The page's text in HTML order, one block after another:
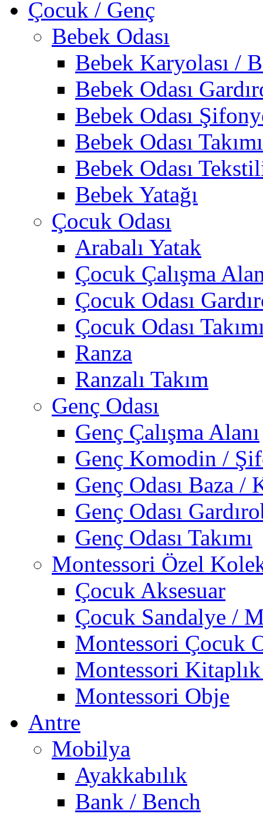
Çocuk / Genç
Bebek Odası
Bebek Karyolası /
Bebek Odası
Bebek Odası
Bebek Odası Takımı
Bebek Odası
Bebek Yatağı
Çocuk Odası
Arabalı Yatak
Çocuk Çalışma
Çocuk Odası
Çocuk Odası
Ranza
Ranzalı Takım
Genç Odası
Genç Çalışma Alanı
Genç Komodin /
Genç Odası Baza /
Genç Odası
Genç Odası Takımı
Montessori Özel
Çocuk Aksesuar
Çocuk Sandalye /
Montessori Çocuk
Montessori
Montessori Obje
Antre
Mobilya
Ayakkabılık
Bank / Bench